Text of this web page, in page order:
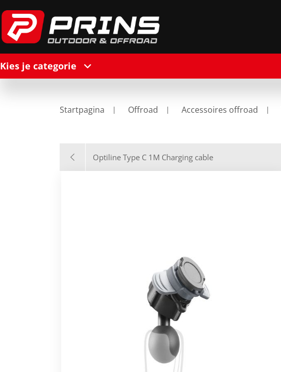
Kies je categorie
Startpagina Offroad Accessoires offroad
Optiline Type C 1M Charging cable